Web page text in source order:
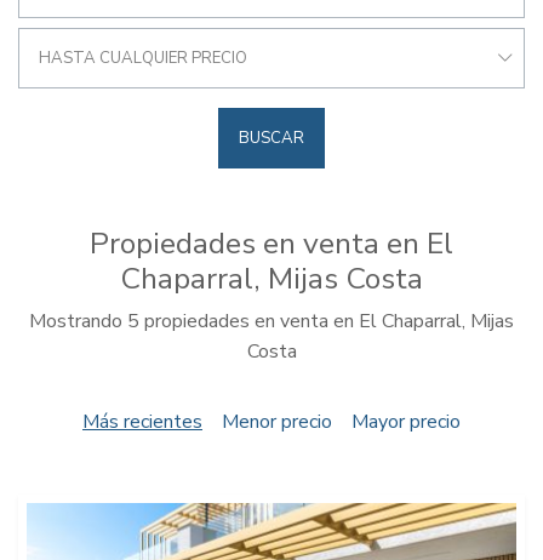
HASTA CUALQUIER PRECIO
BUSCAR
Propiedades en venta en El
Chaparral, Mijas Costa
Mostrando 5 propiedades en venta en El Chaparral, Mijas
Costa
Más recientes Menor precio Mayor precio